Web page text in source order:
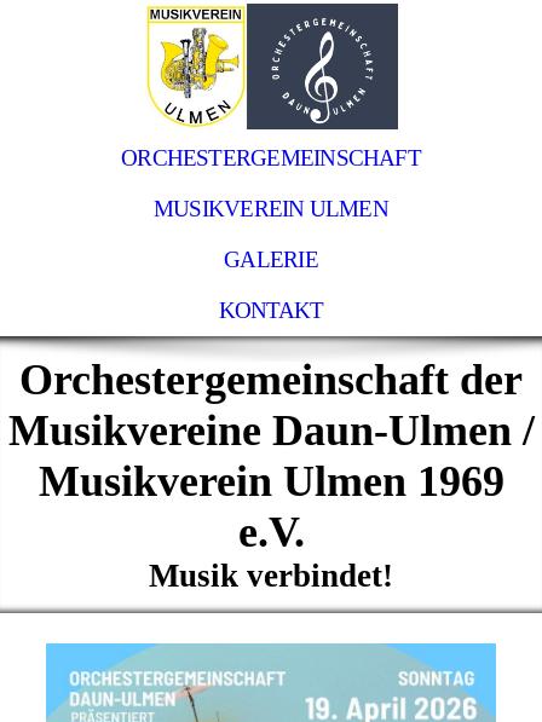
ORCHESTERGEMEINSCHAFT
MUSIKVEREIN ULMEN
GALERIE
KONTAKT
Orchestergemeinschaft der
Musikvereine Daun-Ulmen /
Musikverein Ulmen 1969
e.V.
Musik verbindet!